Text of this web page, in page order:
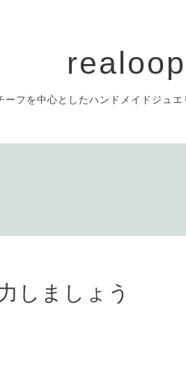
フを中心としたハンドメイドジュエ
しましょう